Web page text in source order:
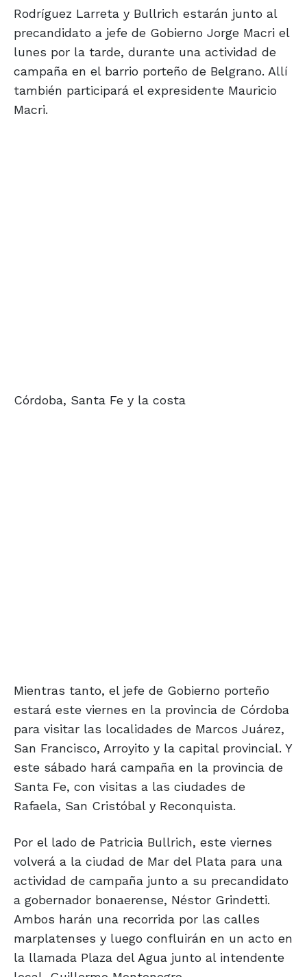
Rodríguez Larreta y Bullrich estarán junto al
precandidato a jefe de Gobierno Jorge Macri el
lunes por la tarde, durante una actividad de
campaña en el barrio porteño de Belgrano. Allí
también participará el expresidente Mauricio
Macri.
Córdoba, Santa Fe y la costa
Mientras tanto, el jefe de Gobierno porteño
estará este viernes en la provincia de Córdoba
para visitar las localidades de Marcos Juárez,
San Francisco, Arroyito y la capital provincial. Y
este sábado hará campaña en la provincia de
Santa Fe, con visitas a las ciudades de
Rafaela, San Cristóbal y Reconquista.
Por el lado de Patricia Bullrich, este viernes
volverá a la ciudad de Mar del Plata para una
actividad de campaña junto a su precandidato
a gobernador bonaerense, Néstor Grindetti.
Ambos harán una recorrida por las calles
marplatenses y luego confluirán en un acto en
la llamada Plaza del Agua junto al intendente